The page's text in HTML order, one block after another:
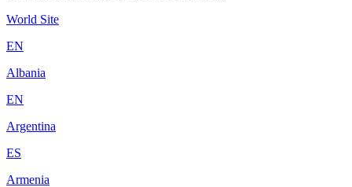
World Site
EN
Albania
EN
Argentina
ES
Armenia